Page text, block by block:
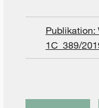
Publikation:
1C_389/